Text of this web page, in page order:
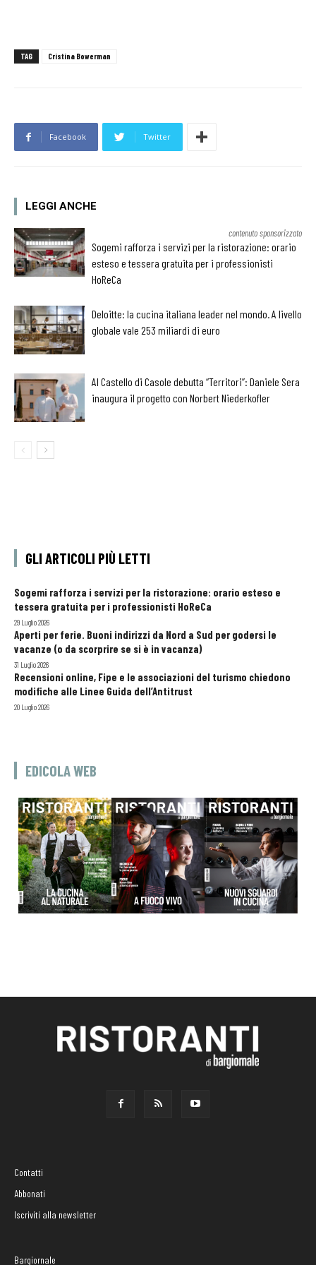
TAG Cristina Bowerman
Facebook Twitter
LEGGI ANCHE
contenuto sponsorizzato
Sogemi rafforza i servizi per la ristorazione: orario
esteso e tessera gratuita per i professionisti
HoReCa
Deloitte: la cucina italiana leader nel mondo. A livello
globale vale 253 miliardi di euro
Al Castello di Casole debutta “Territori”: Daniele Sera
inaugura il progetto con Norbert Niederkofler
GLI ARTICOLI PIÙ LETTI
Sogemi rafforza i servizi per la ristorazione: orario esteso e
tessera gratuita per i professionisti HoReCa
29 Luglio 2026
Aperti per ferie. Buoni indirizzi da Nord a Sud per godersi le
vacanze (o da scorprire se si è in vacanza)
31 Luglio 2026
Recensioni online, Fipe e le associazioni del turismo chiedono
modifiche alle Linee Guida dell’Antitrust
20 Luglio 2026
EDICOLA WEB
Contatti
Abbonati
Iscriviti alla newsletter
Bargiornale